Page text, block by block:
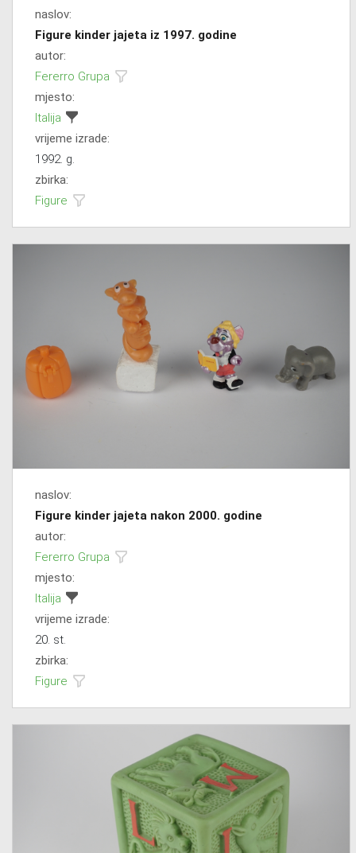
naslov:
Figure kinder jajeta iz 1997. godine
autor:
Fererro Grupa
mjesto:
Italija
vrijeme izrade:
1992. g.
zbirka:
Figure
naslov:
Figure kinder jajeta nakon 2000. godine
autor:
Fererro Grupa
mjesto:
Italija
vrijeme izrade:
20. st.
zbirka:
Figure